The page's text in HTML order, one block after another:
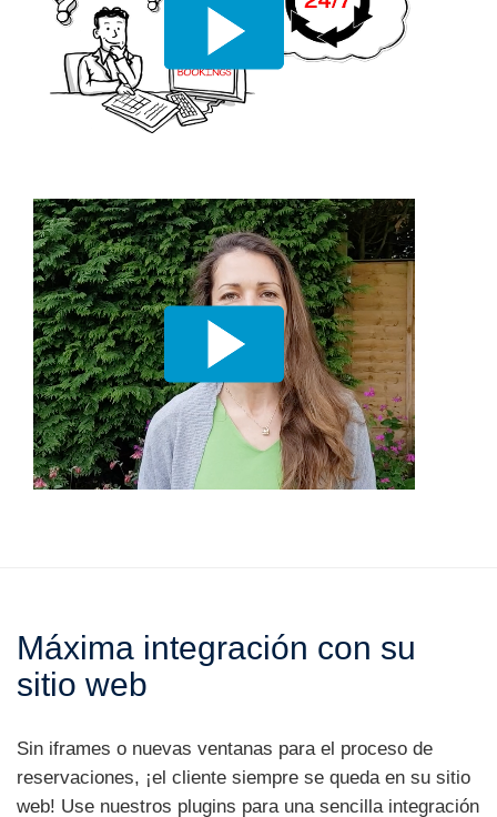
Máxima integración con su
Sin iframes o nuevas ventanas para el proceso de
reservaciones, ¡el cliente siempre se queda en su sitio